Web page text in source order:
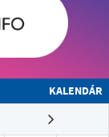
KALENDÁR